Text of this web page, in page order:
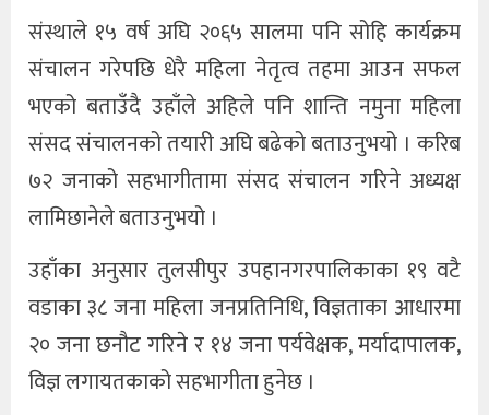
संस्थाले १५ वर्ष अघि २०६५ सालमा पनि सोहि कार्यक्रम
संचालन गरेपछि धेरै महिला नेतृत्व तहमा आउन सफल
भएको बताउँदै उहाँले अहिले पनि शान्ति नमुना महिला
संसद संचालनको तयारी अघि बढेको बताउनुभयो । करिब
७२ जनाको सहभागीतामा संसद संचालन गरिने अध्यक्ष
लामिछानेले बताउनुभयो ।
उहाँका अनुसार तुलसीपुर उपहानगरपालिकाका १९ वटै
वडाका ३८ जना महिला जनप्रतिनिधि, विज्ञताका आधारमा
२० जना छनौट गरिने र १४ जना पर्यवेक्षक, मर्यादापालक,
विज्ञ लगायतकाको सहभागीता हुनेछ ।